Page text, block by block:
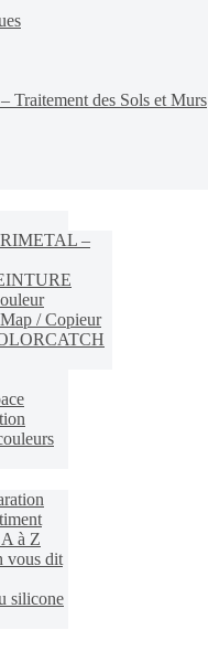
Traitement des Sols et Murs
–
/ Copieur
à Z
vous dit
silicone